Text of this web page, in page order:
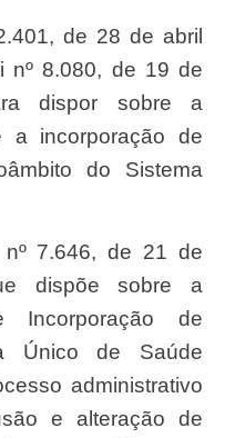
nº 8.080, de 19 de
dispor sobre a
a incorporação de
do Sistema
dispõe sobre a
Incorporação de
Único de Saúde
administrativo
e alteração de